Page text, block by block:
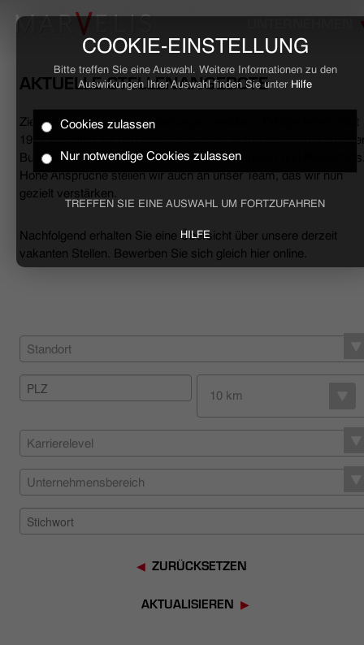
COOKIE-EINSTELLUNG
Bitte treffen Sie eine Auswahl. Weitere Informationen zu den
Auswirkungen Ihrer Auswahl finden Sie unter Hilfe
Cookies zulassen
Nur notwendige Cookies zulassen
TREFFEN SIE EINE AUSWAHL UM FORTZUFAHREN
HILFE
HOME
BUSINESS
UNTERNEHMEN
NACHHALTIGKEIT
HÄNDLERSUCHE
AKTUELLE STELLENANGEBOTE
Ziele erreichen, Herausforderungen meistern, Erfolge feiern. Seit
1994 begleiten wir den anspruchsvollen Mann sowohl mit
Business- als auch mit lässigen Casual-Hemden und Polo-
Hohe Ansprüche stellen wir auch an unser Team, das wir nun
gezielt verstärken.
Nachfolgend erhalten Sie eine Übersicht über unsere derzeit
vakanten Stellen. Bewerben Sie sich gleich hier online.
Standort
10 km
Karrierelevel
Unternehmensbereich
ZURÜCKSETZEN
AKTUALISIEREN